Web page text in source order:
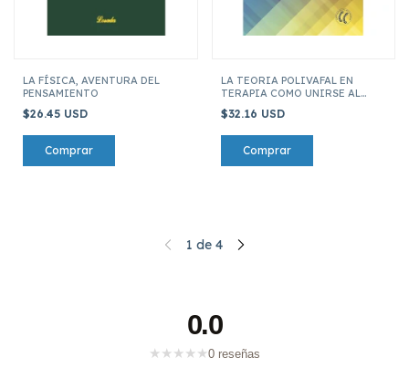
LA FÍSICA, AVENTURA DEL
PENSAMIENTO
$26.45 USD
LA TEORIA POLIVAFAL EN
TERAPIA COMO UNIRSE AL
$32.16 USD
1 de 4
0.0
★ ★ ★ ★ ★0 reseñas